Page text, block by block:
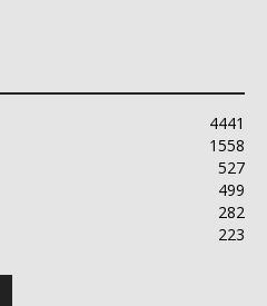
4441
1558
527
499
282
223